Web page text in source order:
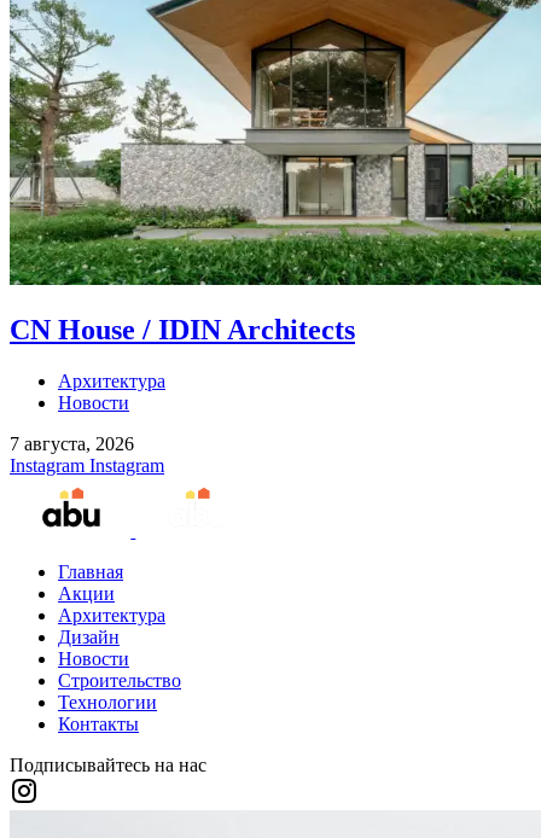
CN House / IDIN Architects
Архитектура
Новости
7 августа, 2026
Instagram Instagram
Главная
Акции
Архитектура
Дизайн
Новости
Строительство
Технологии
Контакты
Подписывайтесь на нас